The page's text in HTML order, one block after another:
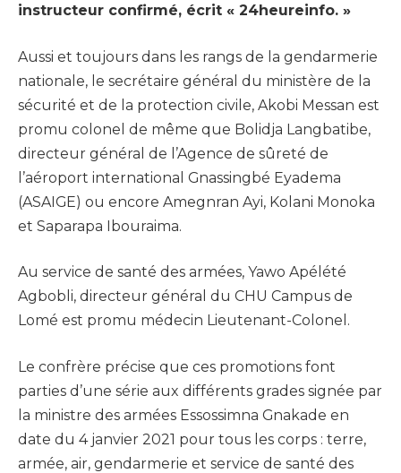
instructeur confirmé, écrit « 24heureinfo. »
Aussi et toujours dans les rangs de la gendarmerie
nationale, le secrétaire général du ministère de la
sécurité et de la protection civile, Akobi Messan est
promu colonel de même que Bolidja Langbatibe,
directeur général de l’Agence de sûreté de
l’aéroport international Gnassingbé Eyadema
(ASAIGE) ou encore Amegnran Ayi, Kolani Monoka
et Saparapa Ibouraima.
Au service de santé des armées, Yawo Apélété
Agbobli, directeur général du CHU Campus de
Lomé est promu médecin Lieutenant-Colonel.
Le confrère précise que ces promotions font
parties d’une série aux différents grades signée par
la ministre des armées Essossimna Gnakade en
date du 4 janvier 2021 pour tous les corps : terre,
armée, air, gendarmerie et service de santé des